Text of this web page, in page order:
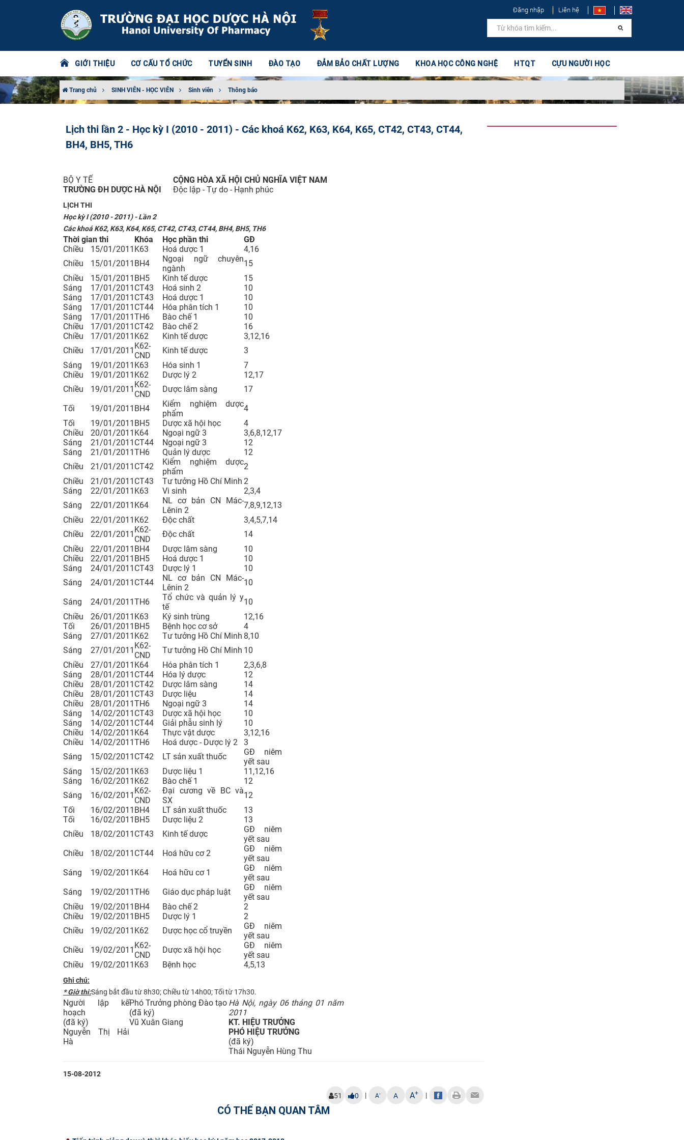
Đăng nhập Liên hệ
GIỚI THIỆU CƠ CẤU TỔ CHỨC TUYỂN SINH ĐÀO TẠO ĐẢM BẢO CHẤT LƯỢNG KHOA HỌC CÔNG NGHỆ HTQT CỰU NGƯỜI HỌC
Trang chủ SINH VIÊN - HỌC VIÊN Sinh viên Thông báo
Lịch thi lần 2 - Học kỳ I (2010 - 2011) - Các khoá K62, K63, K64, K65, CT42, CT43, CT44,
BH4, BH5, TH6
BỘ Y TẾ
TRƯỜNG ĐH DƯỢC HÀ NỘI
CỘNG HÒA XÃ HỘI CHỦ NGHĨA VIỆT NAM
Độc lập - Tự do - Hạnh phúc
LỊCH THI
Học kỳ I (2010 - 2011) - Lần 2
Các khoá K62, K63, K64, K65, CT42, CT43, CT44, BH4, BH5, TH6
Thời gian thi Khóa Học phần thi
GĐ
Chiều
15/01/2011 K63 Hoá dược 1
4,16
Chiều
15/01/2011 BH4
Ngoại ngữ chuyên
ngành
15
Chiều
15/01/2011 BH5 Kinh tế dược
15
Sáng
17/01/2011 CT43 Hoá sinh 2
10
Sáng
17/01/2011 CT43 Hoá dược 1
10
Sáng
17/01/2011 CT44 Hóa phân tích 1
10
Sáng
17/01/2011TH6 Bào chế 1
10
Chiều
17/01/2011 CT42 Bào chế 2
16
Chiều
17/01/2011 K62 Kinh tế dược
3,12,16
Chiều
17/01/2011 K62-
CND
Kinh tế dược
3
Sáng
19/01/2011 K63 Hóa sinh 1
7
Chiều
19/01/2011 K62 Dược lý 2
12,17
Chiều
19/01/2011 K62-
CND
Dược lâm sàng
17
Tối
19/01/2011 BH4
Kiểm nghiệm dược
phẩm
4
Tối
19/01/2011 BH5 Dược xã hội học
4
Chiều
20/01/2011 K64 Ngoại ngữ 3
3,6,8,12,17
Sáng
21/01/2011 CT44 Ngoại ngữ 3
12
Sáng
21/01/2011TH6 Quản lý dược
12
Chiều
21/01/2011 CT42
Kiểm nghiệm dược
phẩm
2
Chiều
21/01/2011 CT43 Tư tưởng Hồ Chí Minh 2
Sáng
22/01/2011 K63 Vi sinh
2,3,4
Sáng
22/01/2011 K64
NL cơ bản CN Mác-
Lênin 2
7,8,9,12,13
Chiều
22/01/2011 K62 Độc chất
3,4,5,7,14
Chiều
22/01/2011 K62-
CND
Độc chất
14
Chiều
22/01/2011 BH4 Dược lâm sàng
10
Chiều
22/01/2011 BH5 Hoá dược 1
10
Sáng
24/01/2011 CT43 Dược lý 1
10
Sáng
24/01/2011 CT44
NL cơ bản CN Mác-
Lênin 2
10
Sáng
24/01/2011TH6
Tổ chức và quản lý y
tế
10
Chiều
26/01/2011 K63 Ký sinh trùng
12,16
Tối
26/01/2011 BH5 Bệnh học cơ sở
4
Sáng
27/01/2011 K62 Tư tưởng Hồ Chí Minh 8,10
Sáng
27/01/2011 K62-
CND
Tư tưởng Hồ Chí Minh 10
Chiều
27/01/2011 K64 Hóa phân tích 1
2,3,6,8
Sáng
28/01/2011 CT44 Hóa lý dược
12
Chiều
28/01/2011 CT42 Dược lâm sàng
14
Chiều
28/01/2011 CT43 Dược liệu
14
Chiều
28/01/2011TH6 Ngoại ngữ 3
14
Sáng
14/02/2011 CT43 Dược xã hội học
10
Sáng
14/02/2011 CT44 Giải phẫu sinh lý
10
Chiều
14/02/2011 K64 Thực vật dược
3,12,16
Chiều
14/02/2011TH6 Hoá dược - Dược lý 2
3
Sáng
15/02/2011 CT42 LT sản xuất thuốc
GĐ niêm
yết sau
Sáng
15/02/2011 K63 Dược liệu 1
11,12,16
Sáng
16/02/2011 K62 Bào chế 1
12
Sáng
16/02/2011 K62-
CND
Đại cương về BC và
SX
12
Tối
16/02/2011 BH4 LT sản xuất thuốc
13
Tối
16/02/2011 BH5 Dược liệu 2
13
Chiều
18/02/2011 CT43 Kinh tế dược
GĐ niêm
yết sau
Chiều
18/02/2011 CT44 Hoá hữu cơ 2
GĐ niêm
yết sau
Sáng
19/02/2011 K64 Hoá hữu cơ 1
GĐ niêm
yết sau
Sáng
19/02/2011TH6 Giáo dục pháp luật
GĐ niêm
yết sau
Chiều
19/02/2011 BH4 Bào chế 2
2
Chiều
19/02/2011 BH5 Dược lý 1
2
Chiều
19/02/2011 K62 Dược học cổ truyền
GĐ niêm
yết sau
Chiều
19/02/2011 K62-
CND
Dược xã hội học
GĐ niêm
yết sau
Chiều
19/02/2011 K63 Bệnh học 4,5,13
Ghi chú:
* Giờ thi:Sáng bắt đầu từ 8h30; Chiều từ 14h00; Tối từ 17h30.
Người lập kế
hoạch
(đã ký)
Nguyễn Thị Hải
Hà
Phó Trưởng phòng Đào tạo
(đã ký)
Vũ Xuân Giang
Hà Nội, ngày 06 tháng 01 năm
2011
KT. HIỆU TRƯỞNG
PHÓ HIỆU TRƯỞNG
(đã ký)
Thái Nguyễn Hùng Thu
15-08-2012
51 0 | A- A A+ |
CÓ THỂ BẠN QUAN TÂM